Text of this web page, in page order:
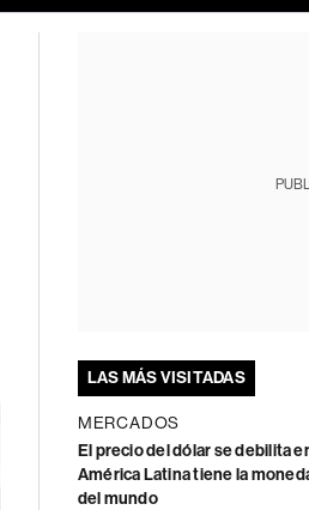
LAS MÁS VISITADAS
MERCADOS
El precio del dólar se debilita
América Latina tiene la
del mundo